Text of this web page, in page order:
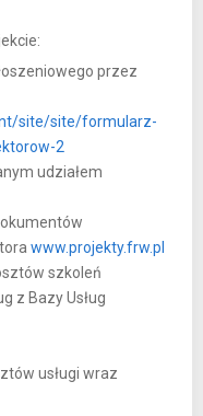
przez
site/site/formularz-
2
udziałem
www.projekty.frw.pl
szkoleń
z Bazy Usług
usługi wraz